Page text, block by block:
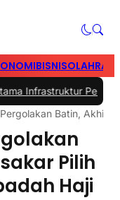
BISNIS
Pengisian Daya
Batin,
Pilih
Haji